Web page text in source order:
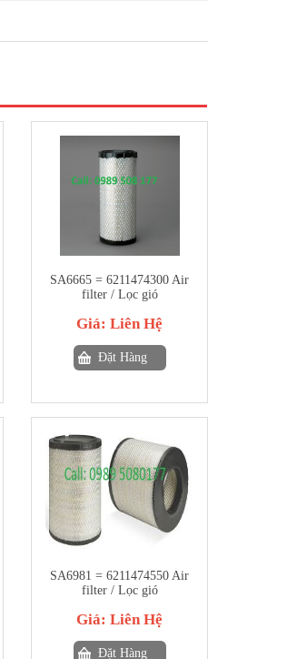
SA6665 = 6211474300 Air
filter / Lọc gió
Giá: Liên Hệ
Đặt Hàng
SA6981 = 6211474550 Air
filter / Lọc gió
Giá: Liên Hệ
Đặt Hàng